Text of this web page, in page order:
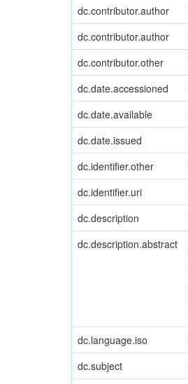
dc.contributor.author
dc.contributor.author
dc.contributor.other
dc.date.accessioned
dc.date.available
dc.date.issued
dc.identifier.other
dc.identifier.uri
dc.description
dc.description.abstract
dc.language.iso
dc.subject